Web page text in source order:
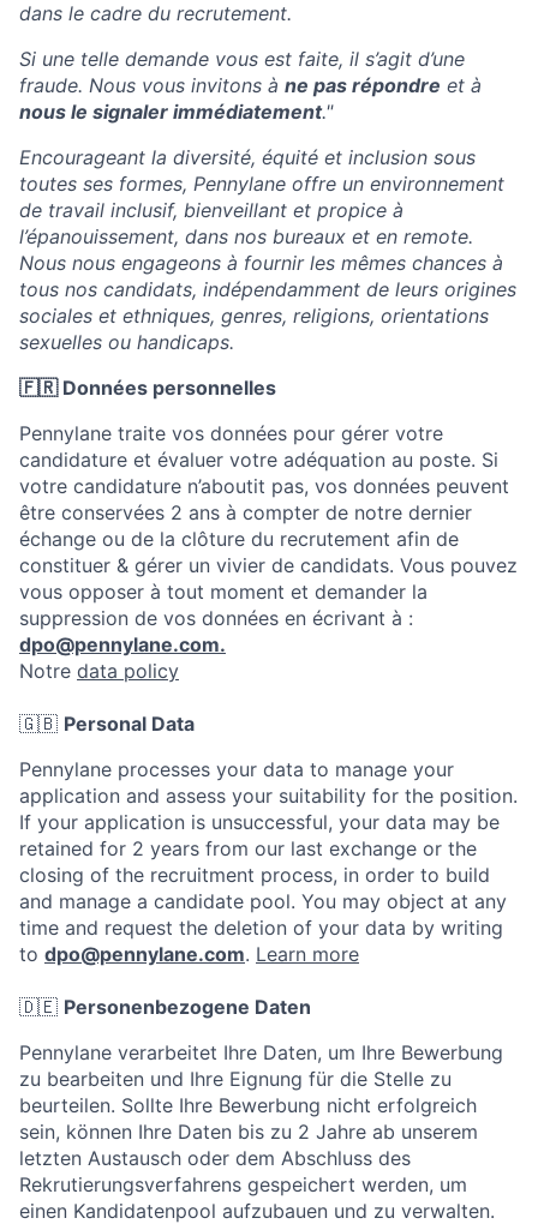
dans le cadre du recrutement.
Si une telle demande vous est faite, il s’agit d’une
fraude. Nous vous invitons à ne pas répondre et à
nous le signaler immédiatement."
Encourageant la diversité, équité et inclusion sous
toutes ses formes, Pennylane offre un environnement
de travail inclusif, bienveillant et propice à
l’épanouissement, dans nos bureaux et en remote.
Nous nous engageons à fournir les mêmes chances à
tous nos candidats, indépendamment de leurs origines
sociales et ethniques, genres, religions, orientations
sexuelles ou handicaps.
🇫🇷 Données personnelles
Pennylane traite vos données pour gérer votre
candidature et évaluer votre adéquation au poste. Si
votre candidature n’aboutit pas, vos données peuvent
être conservées 2 ans à compter de notre dernier
échange ou de la clôture du recrutement afin de
constituer & gérer un vivier de candidats. Vous pouvez
vous opposer à tout moment et demander la
suppression de vos données en écrivant à :
dpo@pennylane.com.
Notre data policy
🇬🇧 Personal Data
Pennylane processes your data to manage your
application and assess your suitability for the position.
If your application is unsuccessful, your data may be
retained for 2 years from our last exchange or the
closing of the recruitment process, in order to build
and manage a candidate pool. You may object at any
time and request the deletion of your data by writing
to dpo@pennylane.com. Learn more
🇩🇪 Personenbezogene Daten
Pennylane verarbeitet Ihre Daten, um Ihre Bewerbung
zu bearbeiten und Ihre Eignung für die Stelle zu
beurteilen. Sollte Ihre Bewerbung nicht erfolgreich
sein, können Ihre Daten bis zu 2 Jahre ab unserem
letzten Austausch oder dem Abschluss des
Rekrutierungsverfahrens gespeichert werden, um
einen Kandidatenpool aufzubauen und zu verwalten.